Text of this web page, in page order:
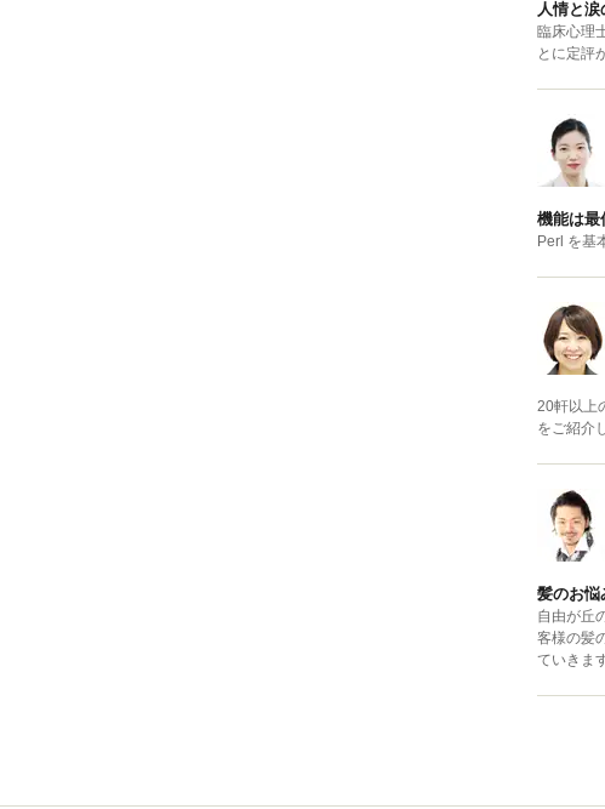
人情と涙
臨床心理
とに定評
機能は最
Perl を基
20軒以上
をご紹介
髪のお悩
自由が丘
客様の髪
ていきま